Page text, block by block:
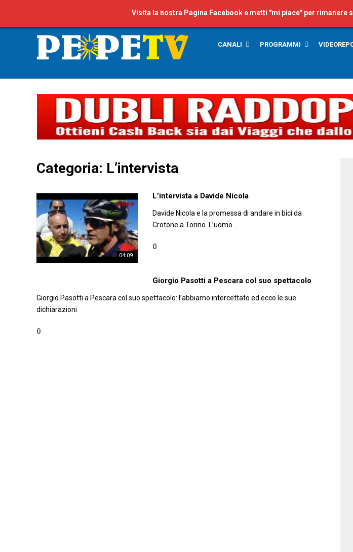
CANALI PROGRAMMI
Categoria: L’intervista
04:09
L’intervista a Davide Nicola
Davide Nicola e la promessa di andare in bici da
Crotone a Torino. L’uomo …
0
Giorgio Pasotti a Pescara col suo spettacolo
Giorgio Pasotti a Pescara col suo spettacolo: l’abbiamo intercettato ed ecco le sue
dichiarazioni
0
Visita la nostra Pagina Facebook e metti "mi piace" per rimanere